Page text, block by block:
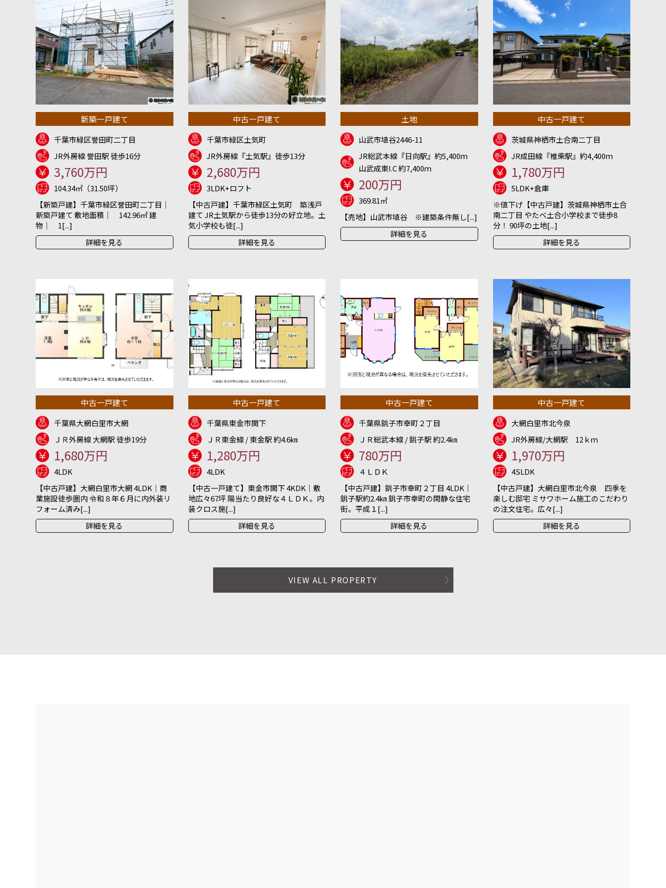
新築一戸建て
千葉市緑区誉田町二丁目
JR外房線 誉田駅 徒歩16分
3,760万円
104.34㎡（31.50坪）
【新築戸建】千葉市緑区誉田町二丁目｜
新築戸建て 敷地面積｜ 142.96㎡ 建
物｜ 1[...]
詳細を見る
中古一戸建て
千葉市緑区土気町
JR外房線『土気駅』徒歩13分
2,680万円
3LDK+ロフト
【中古戸建】千葉市緑区土気町 築浅戸
建て JR土気駅から徒歩13分の好立地。土
気小学校も徒[...]
詳細を見る
土地
山武市埴谷2446-11
JR総武本線『日向駅』約5,400ｍ
山武成東I.C 約7,400ｍ
200万円
369.81㎡
【売地】山武市埴谷 ※建築条件無し[...]
詳細を見る
中古一戸建て
茨城県神栖市土合南二丁目
JR成田線『椎柴駅』約4,400ｍ
1,780万円
5LDK+倉庫
※値下げ【中古戸建】茨城県神栖市土合
南二丁目 やたべ土合小学校まで徒歩8
分！ 90坪の土地[...]
詳細を見る
中古一戸建て
千葉県大網白里市大網
ＪＲ外房線 大網駅 徒歩19分
1,680万円
4LDK
【中古戸建】大網白里市大網 4LDK｜商
業施設徒歩圏内 令和８年６月に内外装リ
フォーム済み[...]
詳細を見る
中古一戸建て
千葉県東金市関下
ＪＲ東金線 / 東金駅 約4.6㎞
1,280万円
4LDK
【中古一戸建て】東金市関下 4KDK｜敷
地広々67坪 陽当たり良好な４ＬＤＫ。内
装クロス施[...]
詳細を見る
中古一戸建て
千葉県銚子市幸町２丁目
ＪＲ総武本線 / 銚子駅 約2.4㎞
780万円
４ＬＤＫ
【中古戸建】銚子市幸町２丁目 4LDK｜
銚子駅約2.4㎞ 銚子市幸町の閑静な住宅
街。平成１[...]
詳細を見る
中古一戸建て
大網白里市北今泉
JR外房線/大網駅 12ｋｍ
1,970万円
4SLDK
【中古戸建】大網白里市北今泉 四季を
楽しむ邸宅 ミサワホーム施工のこだわり
の注文住宅。広々[...]
詳細を見る
VIEW ALL PROPERTY